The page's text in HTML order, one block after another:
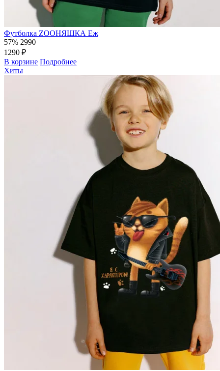
Футболка ZOOНЯШКА Еж
57% 2990
1290 ₽
В корзине Подробнее
Хиты